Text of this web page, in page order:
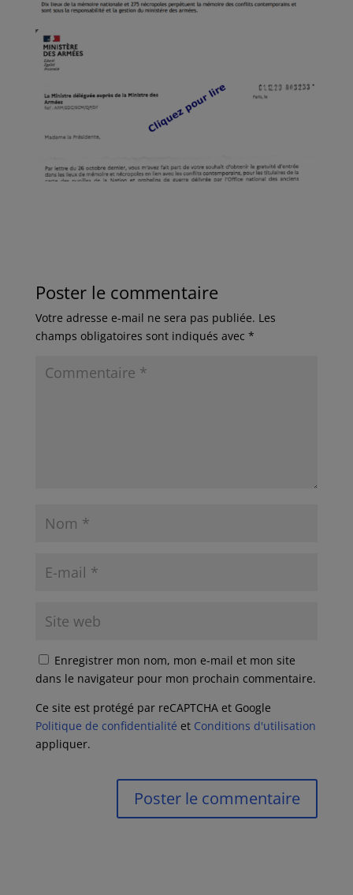
Poster le commentaire
Votre adresse e-mail ne sera pas publiée. Les
champs obligatoires sont indiqués avec *
Enregistrer mon nom, mon e-mail et mon site
dans le navigateur pour mon prochain commentaire.
Ce site est protégé par reCAPTCHA et Google
Politique de confidentialité et Conditions d'utilisation
appliquer.